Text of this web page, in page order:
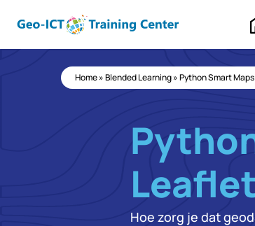
Home»Blended Learning»Python Smart
Leaflet
Hoe zorg je dat